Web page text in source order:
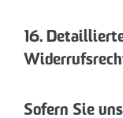
16.
Sofern Sie